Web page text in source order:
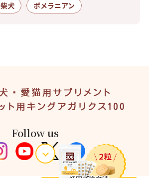
柴犬 ポメラニアン
Follow us